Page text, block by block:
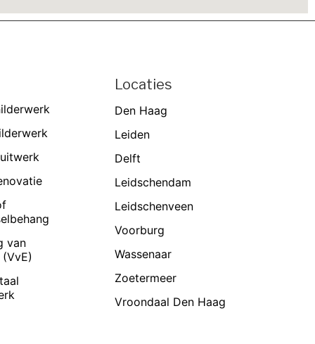
van
Locaties
Den Haag
Leiden
Delft
Leidschendam
Leidschenveen
Voorburg
Wassenaar
Zoetermeer
Vroondaal Den Haag